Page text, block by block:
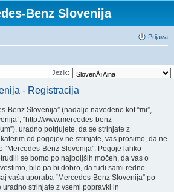
Benz Slovenija
Prijava
Jezik:
- Registracija
Benz Slovenija” (nadalje navedeno kot “mi”,
“http://www.mercedes-benz-
uradno potrjujete, da se strinjate z
od pogojev ne strinjate, vas prosimo, da ne
“Mercedes-Benz Slovenija”. Pogoje lahko
se bomo po najboljših močeh, da vas o
bilo pa bi dobro, da tudi sami redno
vaša uporaba “Mercedes-Benz Slovenija” po
strinjate z vsemi popravki in